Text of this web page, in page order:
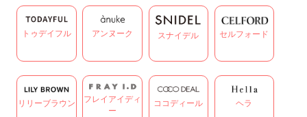
トゥデイフル アンヌーク スナイデル セルフォード
リリーブラウン
フレイアイディ
ー
ココディール ヘラ